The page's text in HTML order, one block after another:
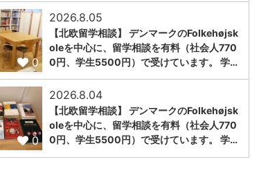
0
2026.8.05
【北欧留学相談】 デンマークのFolkehøjsk
oleを中心に、留学相談を有料（社会人770
0円、学生5500円）で受けています。 学…
0
2026.8.04
【北欧留学相談】 デンマークのFolkehøjsk
oleを中心に、留学相談を有料（社会人770
0円、学生5500円）で受けています。 学…